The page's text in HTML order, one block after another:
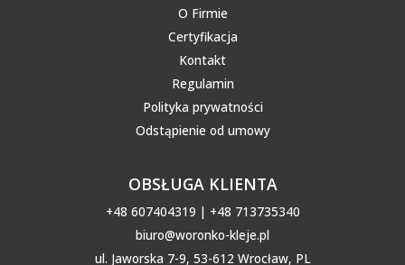
O Firmie
Certyfikacja
Kontakt
Regulamin
Polityka prywatności
Odstąpienie od umowy
OBSŁUGA KLIENTA
+48 607404319 | +48 713735340
biuro@woronko-kleje.pl
ul. Jaworska 7-9, 53-612 Wrocław, PL